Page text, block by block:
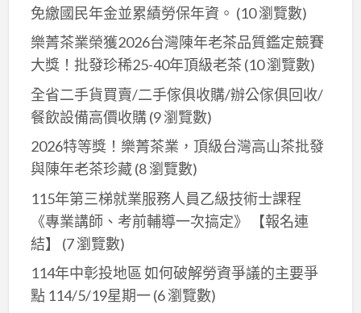
免繳國民年金並累績勞保年資。 (10 瀏覽數)
樂菁茶業榮獲2026台灣陳年老茶品質鑑定競賽
大獎！批發珍稀25-40年頂級老茶 (10 瀏覽數)
全省二手貨買賣/二手傢俱收購/辦公傢俱回收/
餐飲設備高價收購(9 瀏覽數)
2026特等獎！樂菁茶業，頂級台灣高山茶批發
與陳年老茶珍藏(8 瀏覽數)
115年第三梯就業服務人員乙級技術士課程
《專業講師、考前輔導一次搞定》 【報名連
結】
(7 瀏覽數)
114年中彰投地區 如何破解勞資爭議的主要爭
點 114/5/19星期一(6 瀏覽數)